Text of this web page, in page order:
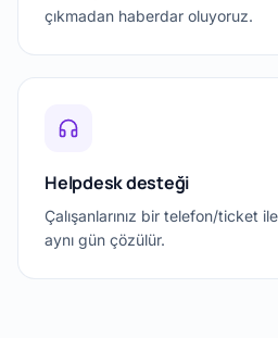
çıkmadan haberdar oluyoruz.
Helpdesk desteği
Çalışanlarınız bir telefon/ticket
aynı gün çözülür.